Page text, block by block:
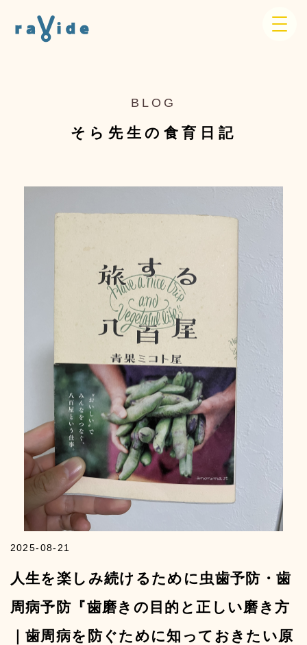
BLOG
そら先生の食育日記
2025-08-21
人生を楽しみ続けるために虫歯予防・歯
周病予防『歯磨きの目的と正しい磨き方
｜歯周病を防ぐために知っておきたい原